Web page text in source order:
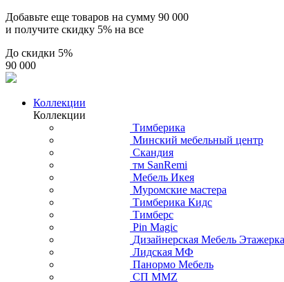
Добавьте еще товаров на сумму 90 000
и получите скидку 5% на все
До скидки 5%
90 000
Коллекции
Коллекции
Тимберика
Минский мебельный центр
Скандия
тм SanRemi
Мебель Икея
Муромские мастера
Тимберика Кидс
Тимберс
Pin Magic
Дизайнерская Мебель Этажерка
Лидская МФ
Панормо Мебель
СП ММZ